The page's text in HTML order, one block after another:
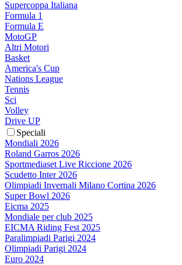
Supercoppa Italiana
Formula 1
Formula E
MotoGP
Altri Motori
Basket
America's Cup
Nations League
Tennis
Sci
Volley
Drive UP
Speciali
Mondiali 2026
Roland Garros 2026
Sportmediaset Live Riccione 2026
Scudetto Inter 2026
Olimpiadi Invernali Milano Cortina 2026
Super Bowl 2026
Eicma 2025
Mondiale per club 2025
EICMA Riding Fest 2025
Paralimpiadi Parigi 2024
Olimpiadi Parigi 2024
Euro 2024